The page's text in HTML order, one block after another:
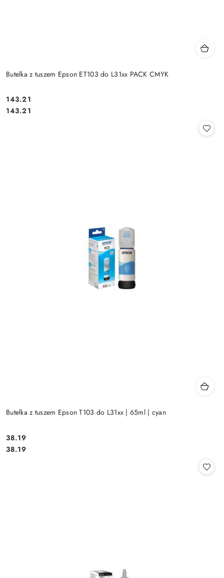
Butelka z tuszem Epson ET103 do L31xx PACK CMYK
Cena:
143.21
Cena:
143.21
Butelka z tuszem Epson T103 do L31xx | 65ml | cyan
Cena:
38.19
Cena:
38.19